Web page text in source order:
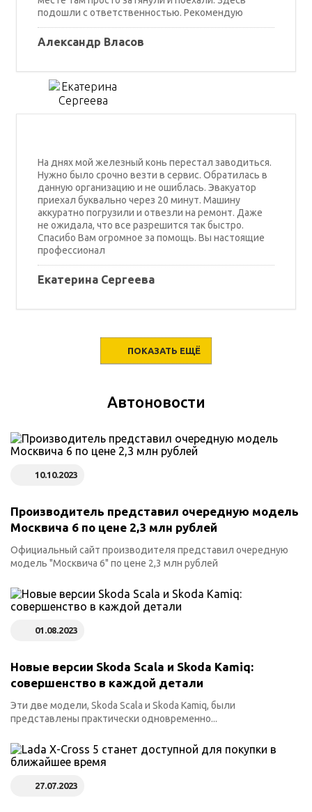
подошли с ответственностью. Рекомендую
Александр Власов
На днях мой железный конь перестал заводиться.
Нужно было срочно везти в сервис. Обратилась в
данную организацию и не ошиблась. Эвакуатор
приехал буквально через 20 минут. Машину
аккуратно погрузили и отвезли на ремонт. Даже
не ожидала, что все разрешится так быстро.
Спасибо Вам огромное за помощь. Вы настоящие
профессионал
Екатерина Сергеева
ПОКАЗАТЬ ЕЩЁ
Автоновости
10.10.2023
Производитель представил очередную модель
Москвича 6 по цене 2,3 млн рублей
Официальный сайт производителя представил очередную
модель "Москвича 6" по цене 2,3 млн рублей
01.08.2023
Новые версии Skoda Scala и Skoda Kamiq:
совершенство в каждой детали
Эти две модели, Skoda Scala и Skoda Kamiq, были
представлены практически одновременно...
27.07.2023